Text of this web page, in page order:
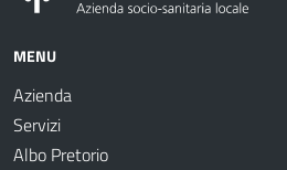
MENU
Azienda
Servizi
Albo Pretorio